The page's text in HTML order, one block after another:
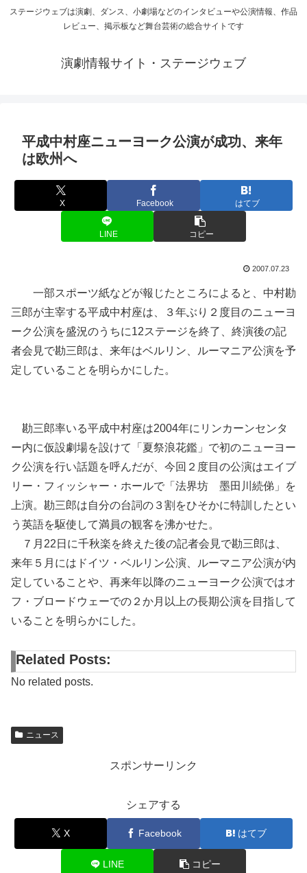
ステージウェブは演劇、ダンス、小劇場などのインタビューや公演情報、作品
レビュー、掲示板など舞台芸術の総合サイトです
演劇情報サイト・ステージウェブ
平成中村座ニューヨーク公演が成功、来年
は欧州へ
X Facebook はてブ
LINE コピー
2007.07.23
一部スポーツ紙などが報じたところによると、中村勘
三郎が主宰する平成中村座は、３年ぶり２度目のニューヨ
ーク公演を盛況のうちに12ステージを終了、終演後の記
者会見で勘三郎は、来年はベルリン、ルーマニア公演を予
定していることを明らかにした。
勘三郎率いる平成中村座は2004年にリンカーンセンタ
ー内に仮設劇場を設けて「夏祭浪花鑑」で初のニューヨー
ク公演を行い話題を呼んだが、今回２度目の公演はエイブ
リー・フィッシャー・ホールで「法界坊 墨田川続俤」を
上演。勘三郎は自分の台詞の３割をひそかに特訓したとい
う英語を駆使して満員の観客を沸かせた。
７月22日に千秋楽を終えた後の記者会見で勘三郎は、
来年５月にはドイツ・ベルリン公演、ルーマニア公演が内
定していることや、再来年以降のニューヨーク公演ではオ
フ・ブロードウェーでの２か月以上の長期公演を目指して
いることを明らかにした。
Related Posts:
No related posts.
ニュース
スポンサーリンク
シェアする
X Facebook はてブ
LINE コピー